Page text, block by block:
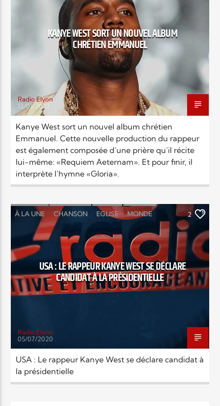
Radio Elyon
Elyon Rhema
Elyon Hits
Elyon Live
Elyon Kids
KANYE WEST SORT UN NOUVEL ALBUM
CHRÉTIEN EMMANUEL
Radio Elyon
13/01/2021
Kanye West sort un nouvel album chrétien
Emmanuel. Cette nouvelle production du rappeur
est également composée d’une prière qu’il récite
lui-même: «Requiem Aeternam». Et pour finir, il
interprète l’hymne «Gloria».
À LA UNE CHANSON EGLISE MONDE
MUSIQUE
SOCIÉTÉ
2
USA : LE RAPPEUR KANYE WEST SE DÉCLARE
CANDIDAT À LA PRÉSIDENTIELLE
Radio Elyon
05/07/2020
USA : Le rappeur Kanye West se déclare candidat à
la présidentielle